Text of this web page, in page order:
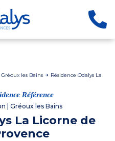
Gréoux les Bains
Résidence Odalys La
Référence
| Gréoux les Bains
La Licorne de